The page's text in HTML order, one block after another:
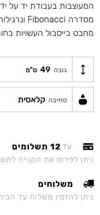
המעוצבות בעבודת יד על
מחבט בייסבול העשויות
גובה 49 ס"מ
סחיבה קלאסית
עד 12 תשלומים
ניתן לפרוס את הקנייה
משלוחים
ניתן להזמין משלוח עד